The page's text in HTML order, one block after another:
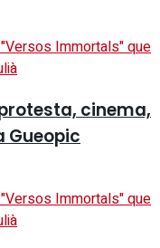
cinema,
Gueopic